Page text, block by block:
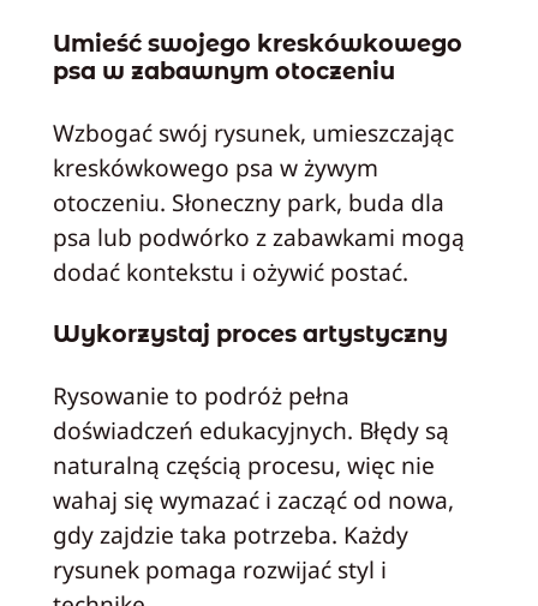
Umieść swojego kreskówkowego
psa w zabawnym otoczeniu
Wzbogać swój rysunek, umieszczając
kreskówkowego psa w żywym
otoczeniu. Słoneczny park, buda dla
psa lub podwórko z zabawkami mogą
dodać kontekstu i ożywić postać.
Wykorzystaj proces artystyczny
Rysowanie to podróż pełna
doświadczeń edukacyjnych. Błędy są
naturalną częścią procesu, więc nie
wahaj się wymazać i zacząć od nowa,
gdy zajdzie taka potrzeba. Każdy
rysunek pomaga rozwijać styl i